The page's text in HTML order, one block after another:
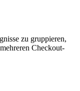
zu gruppieren,
Checkout-